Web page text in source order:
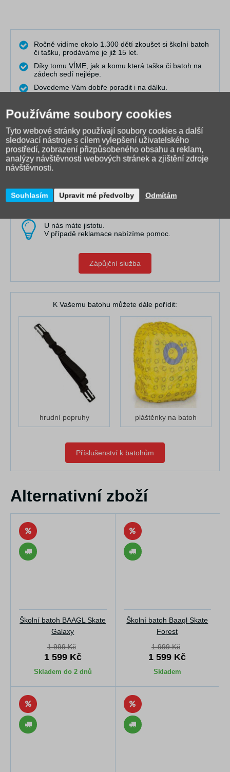
Ročně vidíme okolo 1.300 dětí zkoušet si školní batoh
či tašku, prodáváme je již 15 let.
Díky tomu VÍME, jak a komu která taška či batoh na
zádech sedí nejlépe.
Dovedeme Vám dobře poradit i na dálku.
řešíme nejčastější problémy.
Máme nejširší výběr online a spolupracujeme s 25
výrobci.
Točíme videa, která Vám pomáhají při výběru a
rozhodování.
U nás máte jistotu.
V případě reklamace nabízíme pomoc.
Zápůjční služba
K Vašemu batohu můžete dále pořídit:
hrudní popruhy pláštěnky na batoh
Příslušenství k batohům
Alternativní zboží
Školní batoh BAAGL Skate
Galaxy
1 999 Kč
1 599 Kč
Skladem do 2 dnů
Školní batoh Baagl Skate
Forest
1 999 Kč
1 599 Kč
Skladem
Používáme soubory cookies
Tyto webové stránky používají soubory cookies a další
sledovací nástroje s cílem vylepšení uživatelského
prostředí, zobrazení přizpůsobeného obsahu a reklam,
analýzy návštěvnosti webových stránek a zjištění zdroje
návštěvnosti.
Souhlasím Upravit mé předvolby Odmítám